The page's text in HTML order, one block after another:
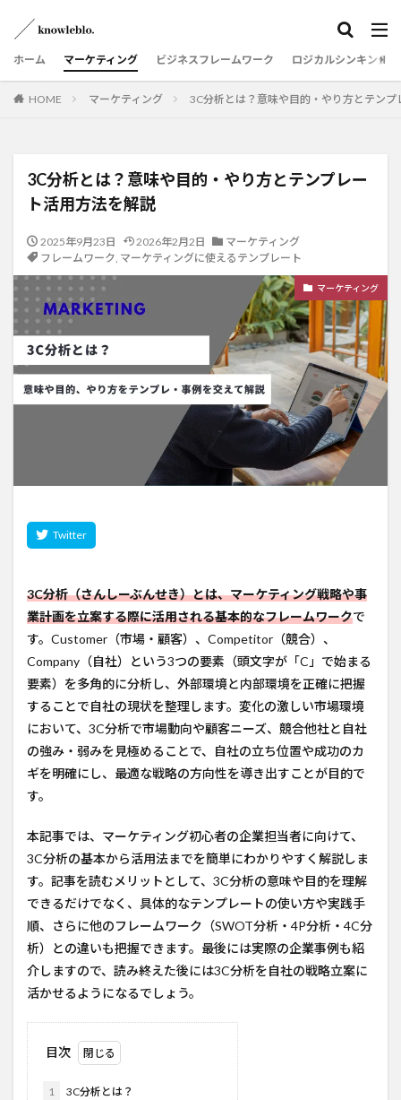
ホーム マーケティング ビジネスフレームワーク ロジカルシンキング
HOME マーケティング 3C分析とは？意味や目的・やり方とテン
3C分析とは？意味や目的・やり方とテンプレー
ト活用方法を解説
2025年9月23日 2026年2月2日
マーケティング
フレームワーク, マーケティングに使えるテンプレート
マーケティング
3C分析（さんしーぶんせき）とは、マーケティング戦略や事
業計画を立案する際に活用される基本的なフレームワークで
す。Customer（市場・顧客）、Competitor（競合）、
Company（自社）という3つの要素（頭文字が「C」で始まる
要素）を多角的に分析し、外部環境と内部環境を正確に把握
することで自社の現状を整理します。変化の激しい市場環境
において、3C分析で市場動向や顧客ニーズ、競合他社と自社
の強み・弱みを見極めることで、自社の立ち位置や成功のカ
ギを明確にし、最適な戦略の方向性を導き出すことが目的で
す。
本記事では、マーケティング初心者の企業担当者に向けて、
3C分析の基本から活用法までを簡単にわかりやすく解説しま
す。記事を読むメリットとして、3C分析の意味や目的を理解
できるだけでなく、具体的なテンプレートの使い方や実践手
順、さらに他のフレームワーク（SWOT分析・4P分析・4C分
析）との違いも把握できます。最後には実際の企業事例も紹
介しますので、読み終えた後には3C分析を自社の戦略立案に
活かせるようになるでしょう。
目次
1 3C分析とは？